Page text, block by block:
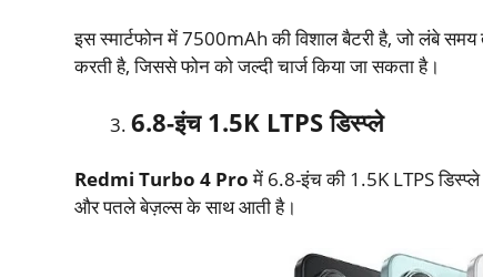
इस स्मार्टफोन में 7500mAh की विशाल बैटरी है, जो लंबे समय
करती है, जिससे फोन को जल्दी चार्ज किया जा सकता है। ​
6.8-इंच 1.5K LTPSडिस्प्ले
Redmi Turbo 4 Proमें 6.8-इंच की 1.5K LTPS डिस्प्ले
और पतले बेज़ल्स के साथ आती है।